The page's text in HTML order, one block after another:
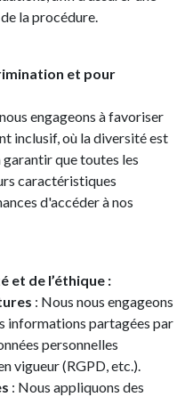
la procédure.
et pour
engageons à favoriser
inclusif, où la diversité est
garantir que toutes les
caractéristiques
d'accéder à nos
et de l’éthique :
: Nous nous engageons
informations partagées par
personnelles
vigueur (RGPD, etc.).
: Nous appliquons des